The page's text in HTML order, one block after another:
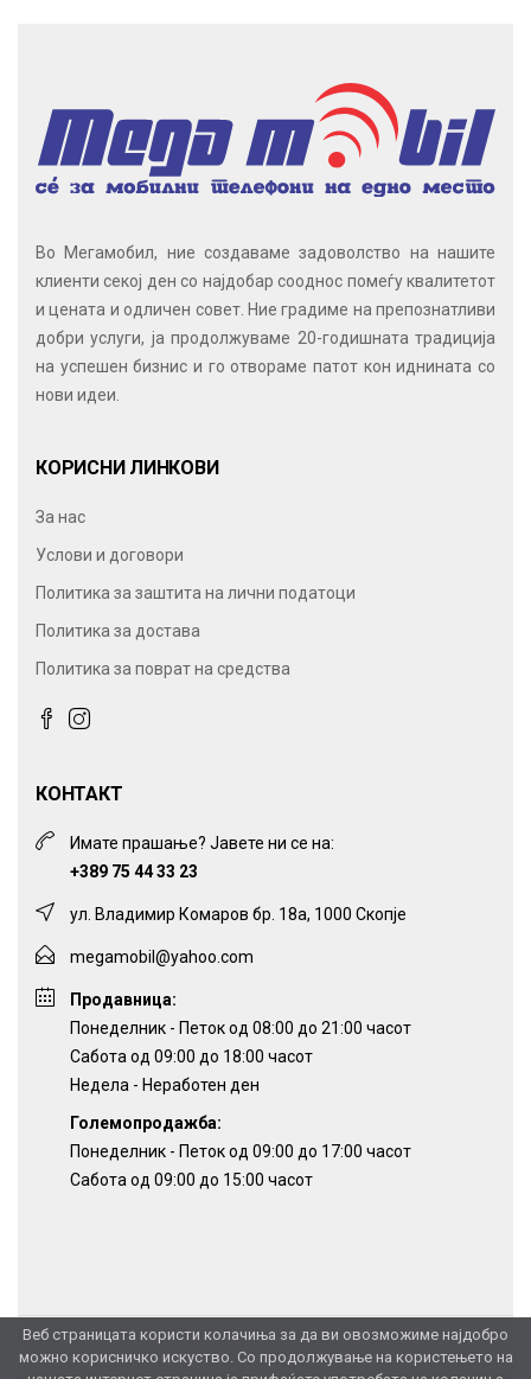
Веб страницата користи колачиња за да ви овозможиме најдобро
можно корисничко искуство. Со продолжување на користењето на
Во Мегамобил, ние создаваме задоволство на нашите
клиенти секој ден со најдобар сооднос помеѓу квалитетот
и цената и одличен совет. Ние градиме на препознатливи
добри услуги, ја продолжуваме 20-годишната традиција
на успешен бизнис и го отвораме патот кон иднината со
нови идеи.
КОРИСНИ ЛИНКОВИ
За нас
Услови и договори
Политика за заштита на лични податоци
Политика за достава
Политика за поврат на средства
КОНТАКТ
Имате прашање? Јавете ни се на:
+389 75 44 33 23
ул. Владимир Комаров бр. 18а, 1000 Скопје
megamobil@yahoo.com
Продавница:
Понеделник - Петок од 08:00 до 21:00 часот
Сабота од 09:00 до 18:00 часот
Недела - Неработен ден
Големопродажба:
Понеделник - Петок од 09:00 до 17:00 часот
Сабота од 09:00 до 15:00 часот